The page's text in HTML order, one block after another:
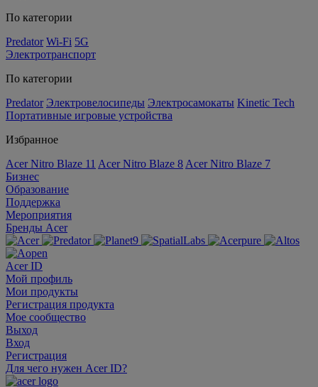
По категории
Predator Wi-Fi 5G
Электротранспорт
По категории
Predator Электровелосипеды Электросамокаты Kinetic Tech
Портативные игровые устройства
Избранное
Acer Nitro Blaze 11 Acer Nitro Blaze 8 Acer Nitro Blaze 7
Бизнес
Образование
Поддержка
Мероприятия
Бренды Acer
Acer ID
Мой профиль
Мои продукты
Регистрация продукта
Мое сообщество
Выход
Вход
Регистрация
Для чего нужен Acer ID?